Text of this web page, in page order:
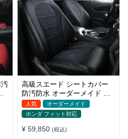
高級スエード シートカバー
防汚防水 オーダーメイド 優
れた耐久性 オシャレ 全席セ
ット
人気
オーダーメイド
ホンダ フィット対応
¥ 59,850 (税込)